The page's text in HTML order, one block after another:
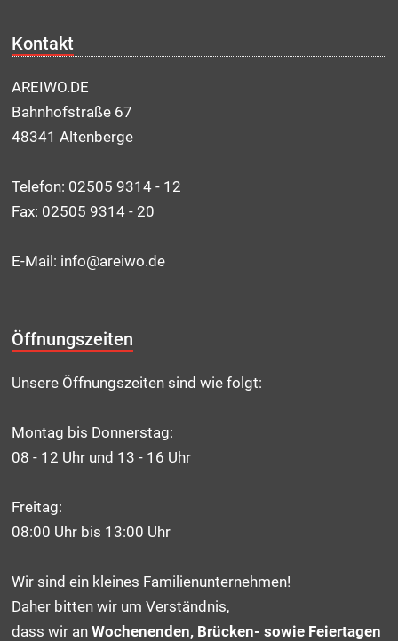
Kontakt
AREIWO.DE
Bahnhofstraße 67
48341 Altenberge
Telefon: 02505 9314 - 12
Fax: 02505 9314 - 20
E-Mail: info@areiwo.de
Öffnungszeiten
Unsere Öffnungszeiten sind wie folgt:
Montag bis Donnerstag:
08 - 12 Uhr und 13 - 16 Uhr
Freitag:
08:00 Uhr bis 13:00 Uhr
Wir sind ein kleines Familienunternehmen!
Daher bitten wir um Verständnis,
dass wir an Wochenenden, Brücken- sowie Feiertagen